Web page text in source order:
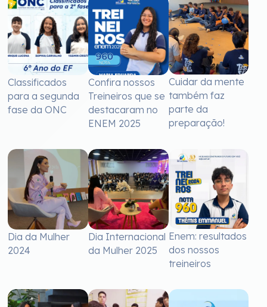
Classificados
para a segunda
fase da ONC
Confira nossos
Treineiros que se
destacaram no
ENEM 2025
Cuidar da mente
também faz
parte da
preparação!
Dia da Mulher
2024
Dia Internacional
da Mulher 2025
Enem: resultados
dos nossos
treineiros